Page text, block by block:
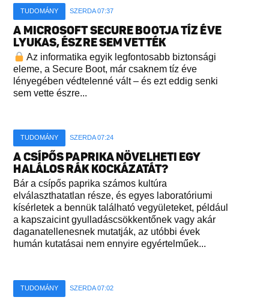
TUDOMÁNY SZERDA 07:37
A MICROSOFT SECURE BOOTJA TÍZ ÉVE
LYUKAS, ÉSZRE SEM VETTÉK
Az informatika egyik legfontosabb biztonsági
eleme, a Secure Boot, már csaknem tíz éve
lényegében védtelenné vált – és ezt eddig senki
sem vette észre...
TUDOMÁNY SZERDA 07:24
A CSÍPŐS PAPRIKA NÖVELHETI EGY
HALÁLOS RÁK KOCKÁZATÁT?
Bár a csípős paprika számos kultúra
elválaszthatatlan része, és egyes laboratóriumi
kísérletek a bennük található vegyületeket, például
a kapszaicint gyulladáscsökkentőnek vagy akár
daganatellenesnek mutatják, az utóbbi évek
humán kutatásai nem ennyire egyértelműek...
TUDOMÁNY SZERDA 07:02